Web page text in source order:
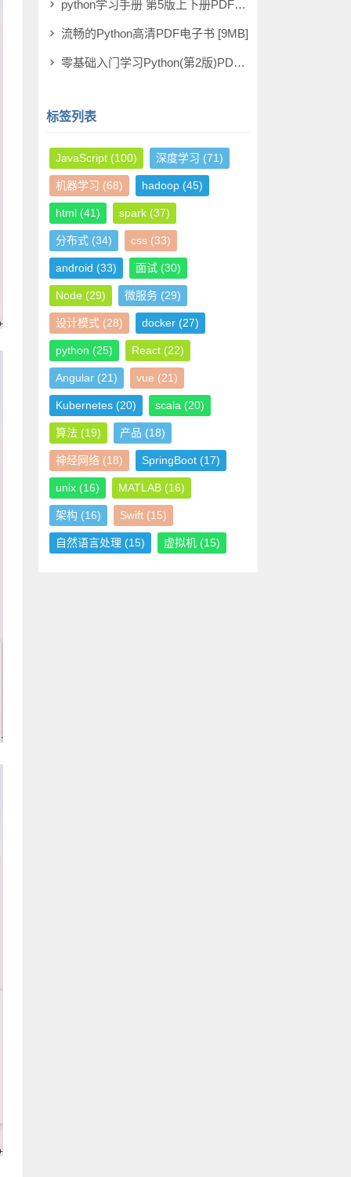
python学习手册 第5版上下册PDF电子书 [302MB]
流畅的Python高清PDF电子书 [9MB]
零基础入门学习Python(第2版)PDF电子书 [55MB]
标签列表
JavaScript (100) 深度学习 (71)
机器学习 (68) hadoop (45)
html (41) spark (37)
分布式 (34) css (33)
android (33) 面试 (30)
Node (29) 微服务 (29)
设计模式 (28) docker (27)
python (25) React (22)
Angular (21) vue (21)
Kubernetes (20) scala (20)
算法 (19) 产品 (18)
神经网络 (18) SpringBoot (17)
unix (16) MATLAB (16)
架构 (16) Swift (15)
自然语言处理 (15) 虚拟机 (15)